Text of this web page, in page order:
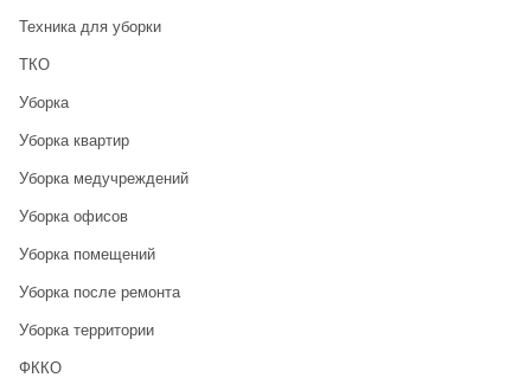
Техника для уборки
ТКО
Уборка
Уборка квартир
Уборка медучреждений
Уборка офисов
Уборка помещений
Уборка после ремонта
Уборка территории
ФККО